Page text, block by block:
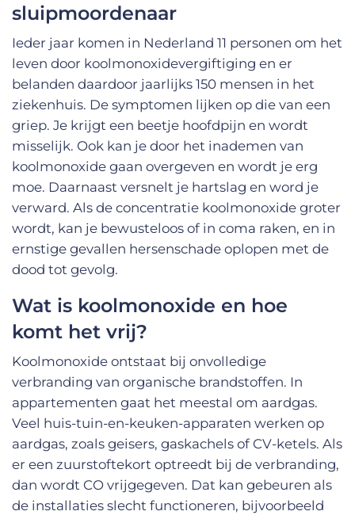
sluipmoordenaar
Ieder jaar komen in Nederland 11 personen om het
leven door koolmonoxidevergiftiging en er
belanden daardoor jaarlijks 150 mensen in het
ziekenhuis. De symptomen lijken op die van een
griep. Je krijgt een beetje hoofdpijn en wordt
misselijk. Ook kan je door het inademen van
koolmonoxide gaan overgeven en wordt je erg
moe. Daarnaast versnelt je hartslag en word je
verward. Als de concentratie koolmonoxide groter
wordt, kan je bewusteloos of in coma raken, en in
ernstige gevallen hersenschade oplopen met de
dood tot gevolg.
Wat is koolmonoxide en hoe
komt het vrij?
Koolmonoxide ontstaat bij onvolledige
verbranding van organische brandstoffen. In
appartementen gaat het meestal om aardgas.
Veel huis-tuin-en-keuken-apparaten werken op
aardgas, zoals geisers, gaskachels of CV-ketels. Als
er een zuurstoftekort optreedt bij de verbranding,
dan wordt CO vrijgegeven. Dat kan gebeuren als
de installaties slecht functioneren, bijvoorbeeld